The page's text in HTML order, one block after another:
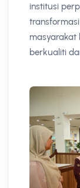
institusi
masyarakat
berkualiti